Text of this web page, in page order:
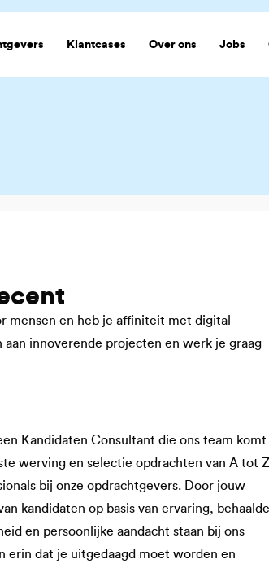
Klantcases Over ons Jobs
mensen en heb je affiniteit met digital
innoverende projecten en werk je graag
Kandidaten Consultant die ons team komt
werving en selectie opdrachten van A tot Z
bij onze opdrachtgevers. Door jouw
kandidaten op basis van ervaring, behaalde
en persoonlijke aandacht staan bij ons
erin dat je uitgedaagd moet worden en